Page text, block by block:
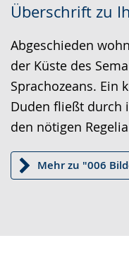
Überschrift zu
Leichten
Sprache
wechseln.
Audio-
Unterstützung.
Video
in
Deutscher
Gebärdensprache
wird
angezeigt.
Abgeschieden
der Küste des
Sprachozeans. Ein
Duden fließt durch
den nötigen
Mehr zu "006